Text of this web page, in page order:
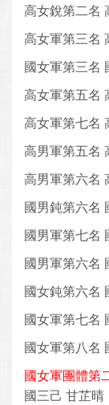
高女銳第二名
高女軍第三名
國女軍第三名
高女軍第五名
高女軍第七名
高男軍第五名
高男軍第六名
國男鈍第六名
國男軍第七名
國男軍第六名
國女鈍第六名
國女軍第七名
國女軍第八名
國女軍團體第
國三己 甘芷晴